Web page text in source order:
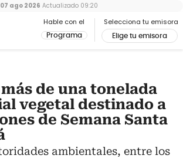
Hable con el
Programa
Selecciona tu emisora
Elige tu emisora
07 ago 2026 Actualizado 09:20
de una tonelada
vegetal destinado a
de Semana Santa
ambientales, entre los